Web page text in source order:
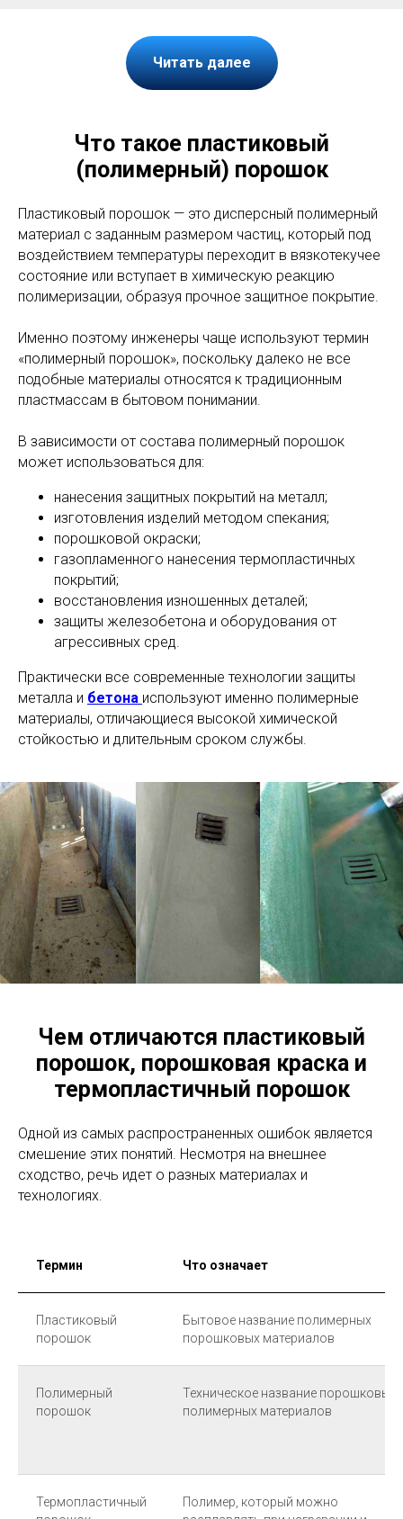
Читать далее
Что такое пластиковый
(полимерный) порошок
Пластиковый порошок — это дисперсный полимерный
материал с заданным размером частиц, который под
воздействием температуры переходит в вязкотекучее
состояние или вступает в химическую реакцию
полимеризации, образуя прочное защитное покрытие.
Именно поэтому инженеры чаще используют термин
«полимерный порошок», поскольку далеко не все
подобные материалы относятся к традиционным
пластмассам в бытовом понимании.
В зависимости от состава полимерный порошок
может использоваться для:
нанесения защитных покрытий на металл;
изготовления изделий методом спекания;
порошковой окраски;
газопламенного нанесения термопластичных
покрытий;
восстановления изношенных деталей;
защиты железобетона и оборудования от
агрессивных сред.
Практически все современные технологии защиты
металла и бетона используют именно полимерные
материалы, отличающиеся высокой химической
стойкостью и длительным сроком службы.
Чем отличаются пластиковый
порошок, порошковая краска и
термопластичный порошок
Одной из самых распространенных ошибок является
смешение этих понятий. Несмотря на внешнее
сходство, речь идет о разных материалах и
технологиях.
Термин Что означает
Пластиковый
порошок
Бытовое название полимерных
порошковых материалов
Полимерный
порошок
Техническое название порошковых
полимерных материалов
Термопластичный
Полимер, который можно